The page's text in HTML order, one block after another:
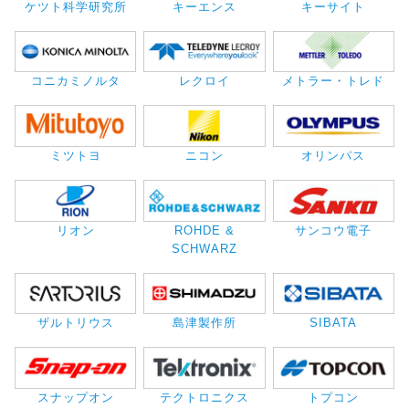
ケツト科学研究所 キーエンス キーサイト
コニカミノルタ レクロイ メトラー・トレド
ミツトヨ ニコン オリンパス
リオン
ROHDE &
SCHWARZ
サンコウ電子
ザルトリウス 島津製作所 SIBATA
スナップオン テクトロニクス トプコン